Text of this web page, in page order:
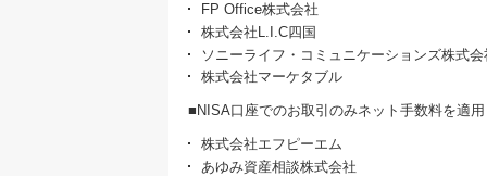
FP Office株式会社
株式会社L.I.C四国
ソニーライフ・コミュニケーションズ株式会
株式会社マーケタブル
■NISA口座でのお取引のみネット手数料を適
株式会社エフピーエム
あゆみ資産相談株式会社